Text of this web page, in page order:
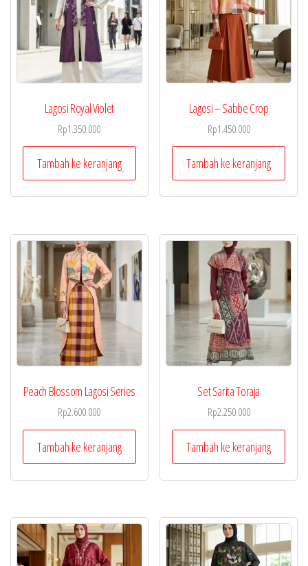
Lagosi Royal Violet
Rp1.350.000
Tambah ke keranjang
Lagosi – Sabbe Crop
Rp1.450.000
Tambah ke keranjang
Peach Blossom Lagosi Series
Rp2.600.000
Tambah ke keranjang
Set Sarita Toraja
Rp2.250.000
Tambah ke keranjang